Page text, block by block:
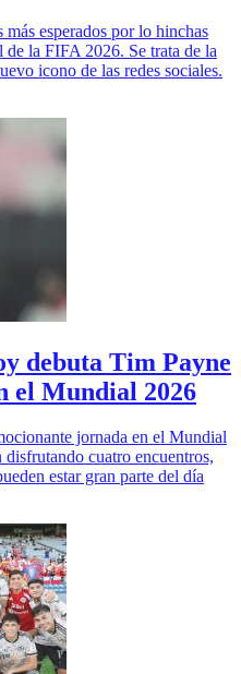
esperados por lo hinchas
la FIFA 2026. Se trata de la
icono de las redes sociales.
debuta Tim Payne
el Mundial 2026
jornada en el Mundial
disfrutando cuatro encuentros,
estar gran parte del día